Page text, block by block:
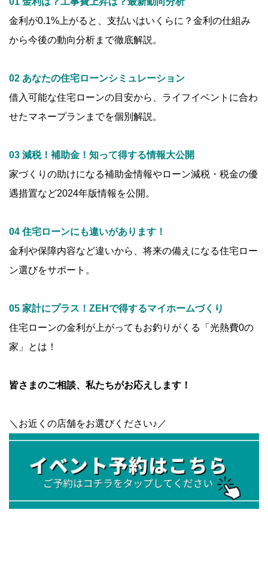
金利が0.1%上がると、支払いはいくらに？金利の仕組み
から今後の動向分析まで徹底解説。
02 あなたの住宅ローンシミュレーション
借入可能な住宅ローンの目安から、ライフイベントに合わ
せたマネープランまでを個別解説。
03 減税！補助金！知って得する情報大公開
家づくりの助けになる補助金情報やローン減税・税金の優
遇措置など2024年版情報を公開。
04 住宅ローンにも違いがあります！
金利や保障内容など違いから、将来の備えになる住宅ロー
ン選びをサポート。
05 家計にプラス！ZEHで得するマイホームづくり
住宅ローンの金利が上がってもお釣りがくる「光熱費0の
家」とは！
皆さまのご相談、私たちがお応えします！
＼お近くの店舗をお選びください♪／